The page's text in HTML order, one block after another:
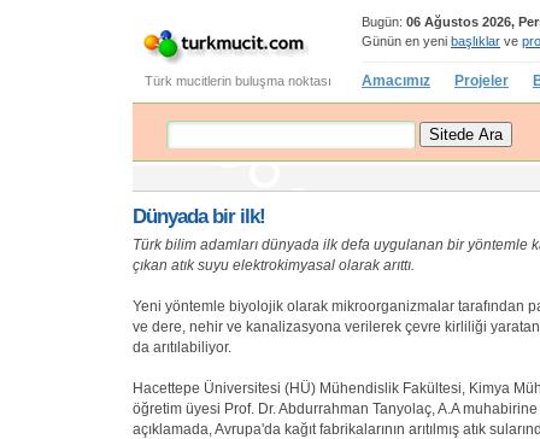
Bugün: 06 Ağustos 2026,
Günün en yeni başlıklar ve
Türk mucitlerin buluşma noktası Amacımız Projeler
Dünyada bir ilk!
Türk bilim adamları dünyada ilk defa uygulanan bir yöntemle
çıkan atık suyu elektrokimyasal olarak arıttı.
Yeni yöntemle biyolojik olarak mikroorganizmalar tarafından
ve dere, nehir ve kanalizasyona verilerek çevre kirliliği yaratan
da arıtılabiliyor.
Hacettepe Üniversitesi (HÜ) Mühendislik Fakültesi, Kimya
öğretim üyesi Prof. Dr. Abdurrahman Tanyolaç, A.A muhabirine
açıklamada, Avrupa'da kağıt fabrikalarının arıtılmış atık